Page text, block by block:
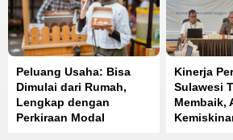
Peluang Usaha: Bisa
Dimulai dari Rumah,
Lengkap dengan
Perkiraan Modal
Kinerja
Sulawesi
Membaik,